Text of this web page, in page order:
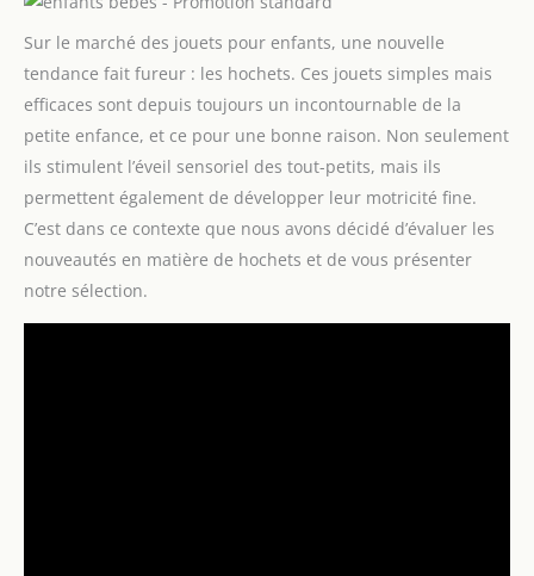
Sur le marché des jouets pour enfants, une nouvelle
tendance fait fureur : les hochets. Ces jouets simples mais
efficaces sont depuis toujours un incontournable de la
petite enfance, et ce pour une bonne raison. Non seulement
ils stimulent l’éveil sensoriel des tout-petits, mais ils
permettent également de développer leur motricité fine.
C’est dans ce contexte que nous avons décidé d’évaluer les
nouveautés en matière de hochets et de vous présenter
notre sélection.